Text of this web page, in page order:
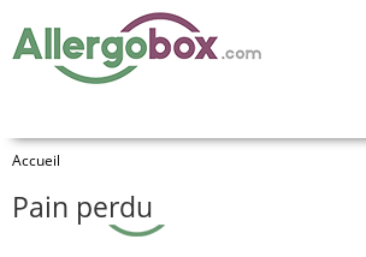
Accueil
Pain perdu